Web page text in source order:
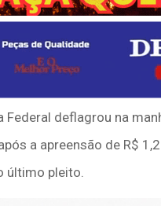
Federal deflagrou na
a apreensão de R$
último pleito.